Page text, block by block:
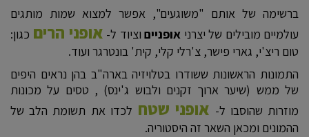
ברשימה של אותם "משוגעים", אפשר למצוא שמות מותגים
עולמיים מובילים של יצרני אופנייםוציוד ל- אופני הרים כגון:
טום ריצ'י, גארי פישר, צ'רלי קלי, קית' בונטרגר ועוד.
התמונות הראשונות ששודרו בטלויזיה בארה"ב בהן נראים היפים
של ממש (שיער ארוך זקנים ולבוש ג'ינס) , טסים על מכונות
מוזרות שהוסבו ל- אופני שטח לכדו את תשומת הלב של
ההמונים ומכאן השאר זה היסטוריה.